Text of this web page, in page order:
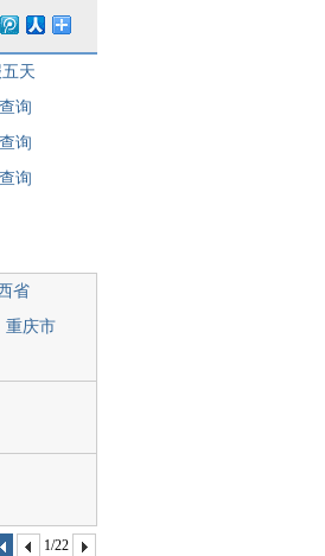
天
询
询
询
省
重庆市
1/22